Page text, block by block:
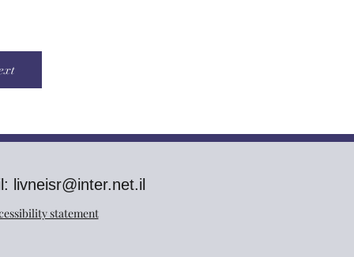
livneisr@inter.net.il
statement